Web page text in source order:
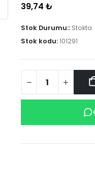
39,74 ₺
Stok Durumu:: Stokta
Stok kodu:101291